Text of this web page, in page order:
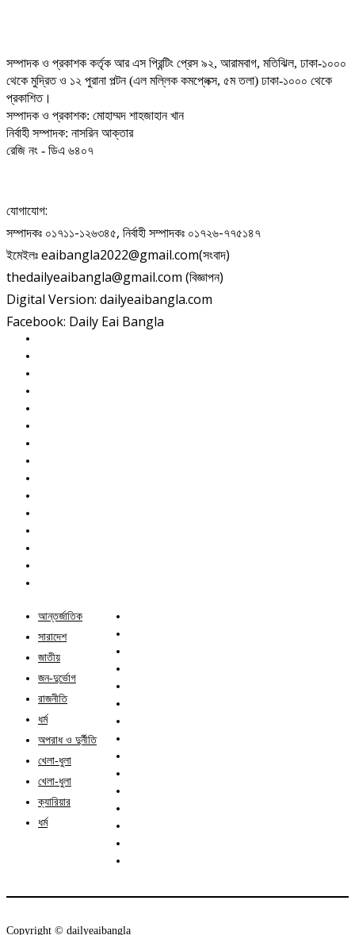
সম্পাদক ও প্রকাশক কর্তৃক আর এস প্রিন্টিং প্রেস ৯২, আরামবাগ, মতিঝিল, ঢাকা-১০০০
থেকে মুদ্রিত ও ১২ পুরানা পল্টন (এল মল্লিক কমপ্লেক্স, ৫ম তলা) ঢাকা-১০০০ থেকে
প্রকাশিত।
সম্পাদক ও প্রকাশক: মোহাম্মদ শাহজাহান খান
নির্বাহী সম্পাদক: নাসরিন আক্তার
রেজি নং - ডিএ ৬৪০৭
যোগাযোগ:
সম্পাদকঃ ০১৭১১-১২৬৩৪৫, নির্বাহী সম্পাদকঃ ০১৭২৬-৭৭৫১৪৭
ইমেইলঃ eaibangla2022@gmail.com(সংবাদ)
thedailyeaibangla@gmail.com (বিজ্ঞাপন)
Digital Version: dailyeaibangla.com
Facebook: Daily Eai Bangla
আন্তর্জাতিক
সারাদেশ
জাতীয়
জন-দুর্ভোগ
রাজনীতি
ধর্ম
অপরাধ ও দুর্নীতি
খেলা-ধুলা
খেলা-ধুলা
ক্যারিয়ার
ধর্ম
Copyright ©️ dailyeaibangla